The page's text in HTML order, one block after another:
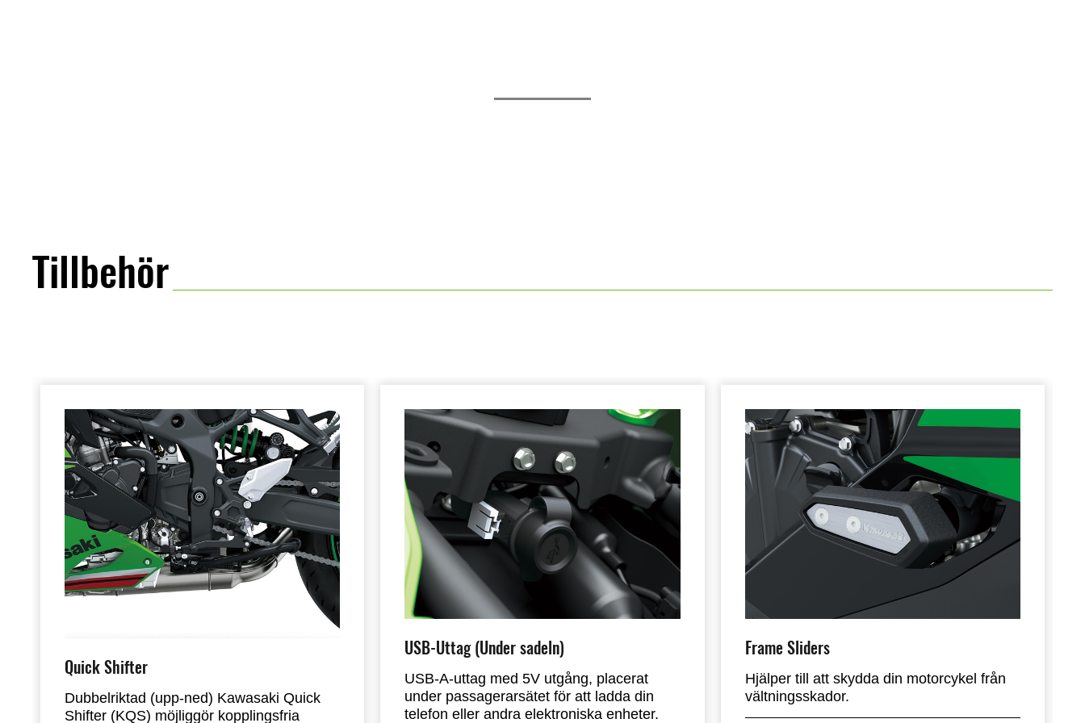
Tillbehör
Quick Shifter
Dubbelriktad (upp-ned) Kawasaki Quick
Shifter (KQS) möjliggör kopplingsfria
USB-Uttag (Under sadeln)
USB-A-uttag med 5V utgång, placerat
under passagerarsätet för att ladda din
telefon eller andra elektroniska enheter.
Frame Sliders
Hjälper till att skydda din motorcykel från
vältningsskador.